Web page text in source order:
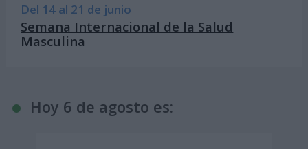
Del 14 al 21 de junio
Semana Internacional de la Salud
Masculina
Hoy 6 de agosto es: